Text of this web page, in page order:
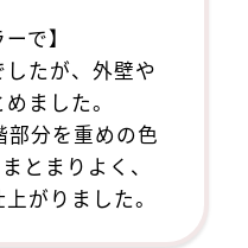
で】
たが、外壁や
ました。
部分を重めの色
とまりよく、
がりました。